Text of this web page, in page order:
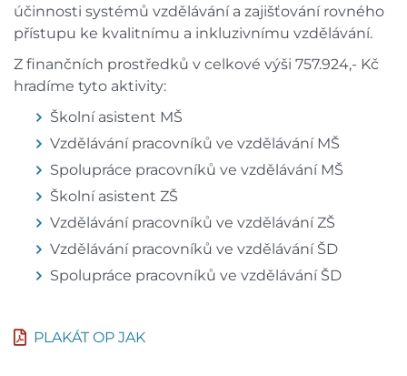
účinnosti systémů vzdělávání a zajišťování rovného
přístupu ke kvalitnímu a inkluzivnímu vzdělávání.
Z finančních prostředků v celkové výši 757.924,- Kč
hradíme tyto aktivity:
Školní asistent MŠ
Vzdělávání pracovníků ve vzdělávání MŠ
Spolupráce pracovníků ve vzdělávání MŠ
Školní asistent ZŠ
Vzdělávání pracovníků ve vzdělávání ZŠ
Vzdělávání pracovníků ve vzdělávání ŠD
Spolupráce pracovníků ve vzdělávání ŠD
PLAKÁT OP JAK